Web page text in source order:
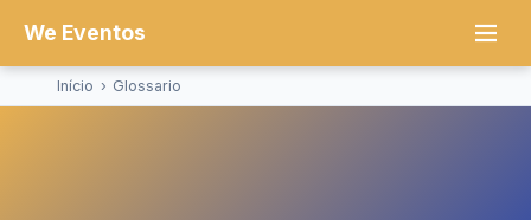
We Eventos
Início › Glossario